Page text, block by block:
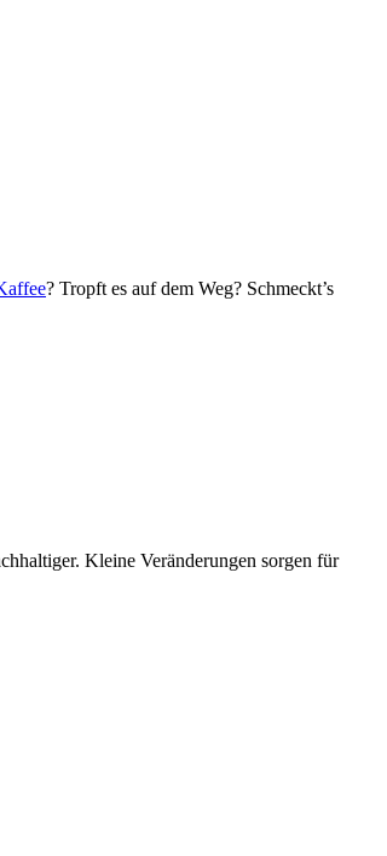
? Tropft es auf dem Weg? Schmeckt’s
Kleine Veränderungen sorgen für